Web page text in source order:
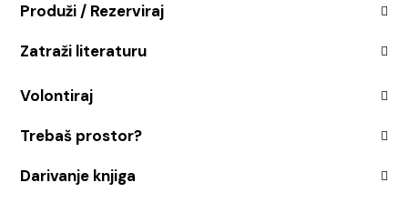
Produži / Rezerviraj
Zatraži literaturu
Volontiraj
Trebaš prostor?
Darivanje knjiga